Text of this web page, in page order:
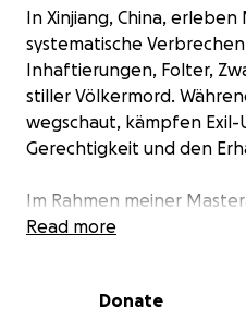
In Xinjiang, China,
systematische
Inhaftierungen, Folter,
stiller Völkermord.
wegschaut, kämpfen
Gerechtigkeit und den
Im Rahmen meiner
Hochschule Würzburg-
und ihre Hoffnungen.
Read more
Donate